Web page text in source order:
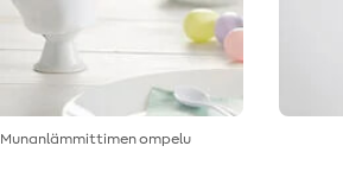
Munanlämmittimen ompelu